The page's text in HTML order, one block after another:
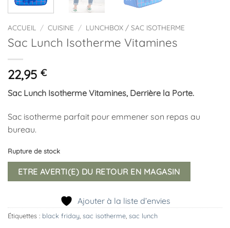
ACCUEIL / CUISINE / LUNCHBOX / SAC ISOTHERME
Sac Lunch Isotherme Vitamines
22,95 €
Sac Lunch Isotherme Vitamines, Derrière la Porte.
Sac isotherme parfait pour emmener son repas au
bureau.
Rupture de stock
ETRE AVERTI(E) DU RETOUR EN MAGASIN
Ajouter à la liste d’envies
Étiquettes : black friday sac isotherme sac lunch